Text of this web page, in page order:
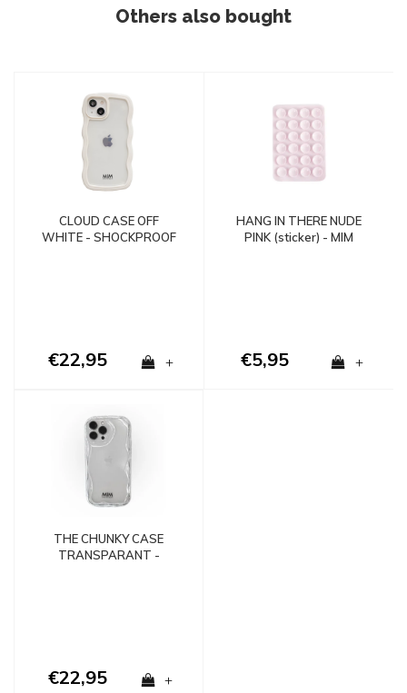
Others also bought
CLOUD CASE OFF
WHITE - SHOCKPROOF
€22,95 +
HANG IN THERE NUDE
PINK (sticker) - MIM
€5,95 +
THE CHUNKY CASE
TRANSPARANT -
€22,95 +